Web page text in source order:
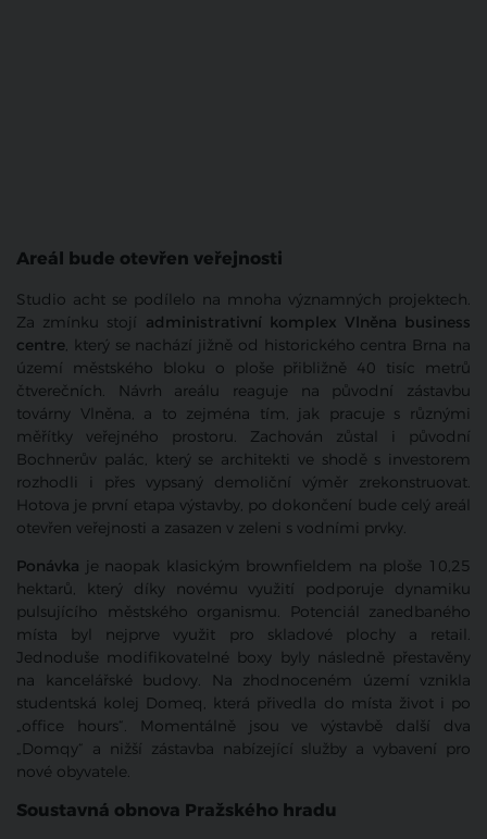
Areál bude otevřen veřejnosti
Studio acht se podílelo na mnoha významných projektech.
Za zmínku stojí administrativní komplex Vlněna business
centre, který se nachází jižně od historického centra Brna na
území městského bloku o ploše přibližně 40 tisíc metrů
čtverečních. Návrh areálu reaguje na původní zástavbu
továrny Vlněna, a to zejména tím, jak pracuje s různými
měřítky veřejného prostoru. Zachován zůstal i původní
Bochnerův palác, který se architekti ve shodě s investorem
rozhodli i přes vypsaný demoliční výměr zrekonstruovat.
Hotova je první etapa výstavby, po dokončení bude celý areál
otevřen veřejnosti a zasazen v zeleni s vodními prvky.
Ponávka je naopak klasickým brownfieldem na ploše 10,25
hektarů, který díky novému využití podporuje dynamiku
pulsujícího městského organismu. Potenciál zanedbaného
místa byl nejprve využit pro skladové plochy a retail.
Jednoduše modifikovatelné boxy byly následně přestavěny
na kancelářské budovy. Na zhodnoceném území vznikla
studentská kolej Domeq, která přivedla do místa život i po
„office hours“. Momentálně jsou ve výstavbě další dva
„Domqy“ a nižší zástavba nabízející služby a vybavení pro
nové obyvatele.
Soustavná obnova Pražského hradu